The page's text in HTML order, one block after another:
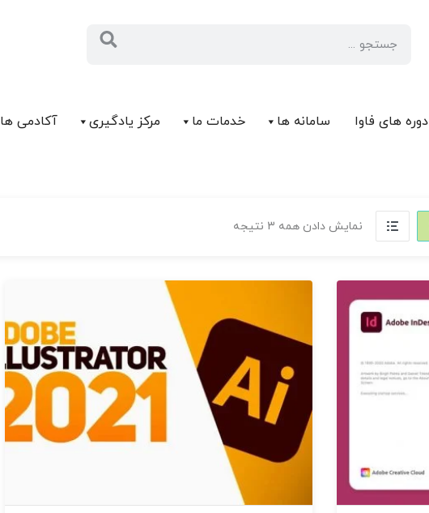
دوره های فاوا سامانه ها خدمات ما مرکز يادگیری آکادمی ها
نمایش دادن همه 3 نتیجه